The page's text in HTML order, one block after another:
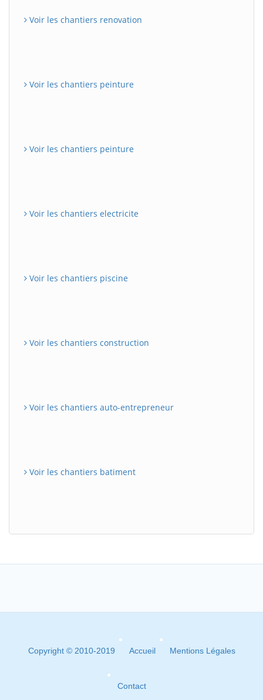
Voir les chantiers renovation
Voir les chantiers peinture
Voir les chantiers peinture
Voir les chantiers electricite
Voir les chantiers piscine
Voir les chantiers construction
Voir les chantiers auto-entrepreneur
Voir les chantiers batiment
Copyright © 2010-2019 Accueil Mentions Légales
Contact